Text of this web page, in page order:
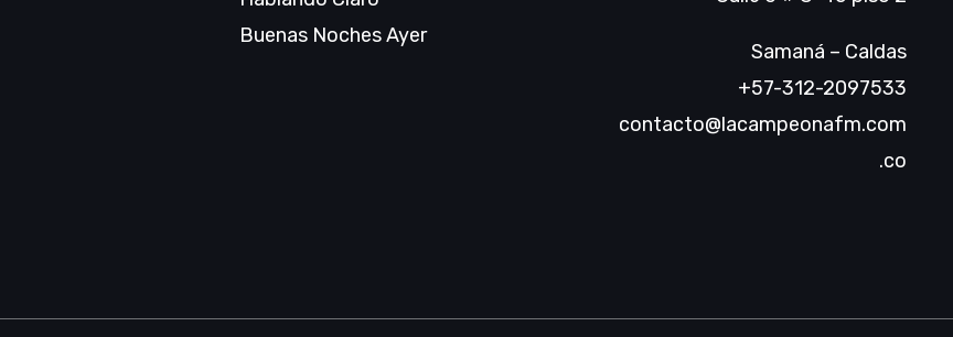
Buenas Noches Ayer
Samaná – Caldas
+57-312-2097533
contacto@lacampeonafm.com
.co